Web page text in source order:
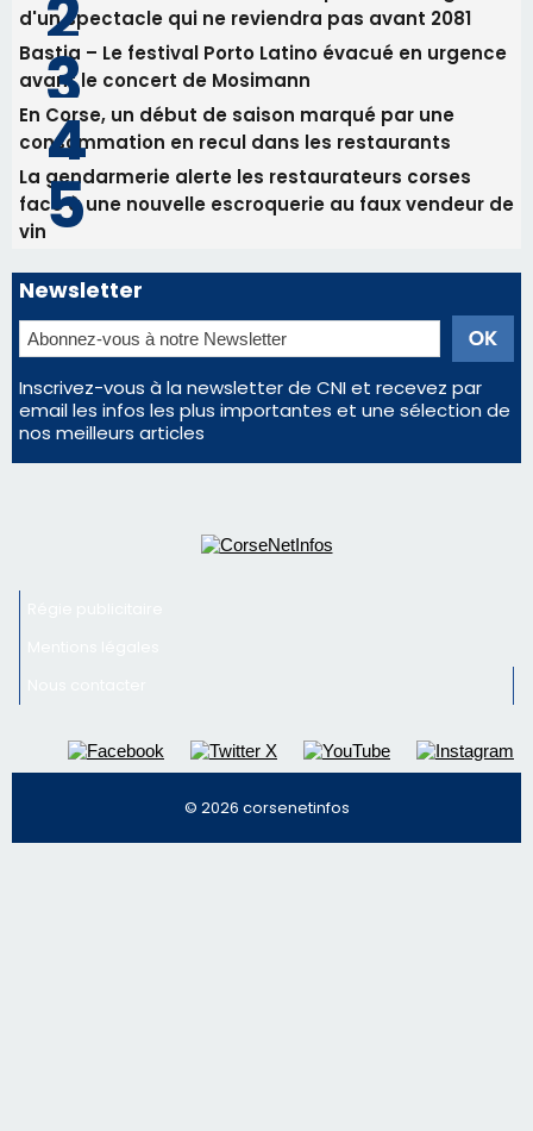
d'un spectacle qui ne reviendra pas avant 2081
Bastia – Le festival Porto Latino évacué en urgence
avant le concert de Mosimann
En Corse, un début de saison marqué par une
consommation en recul dans les restaurants
La gendarmerie alerte les restaurateurs corses
face à une nouvelle escroquerie au faux vendeur de
vin
Newsletter
Inscrivez-vous à la newsletter de CNI et recevez par
email les infos les plus importantes et une sélection de
nos meilleurs articles
© 2026 corsenetinfos